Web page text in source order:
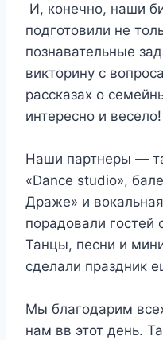
И, конечно, наши
подготовили не
познавательные
викторину с
рассказах о
интересно и весело!
Наши партнеры —
«Dance studio»,
Драже» и
порадовали
Танцы, песни и
сделали праздник
Мы благодарим
нам вв этот день.